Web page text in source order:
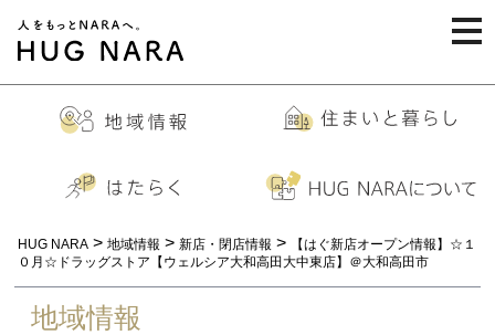
HUG NARA > 地域情報 > 新店・閉店情報 >
【はぐ新店オープン情報】☆１
０月☆ドラッグストア【ウェルシア大和高田大中東店】＠大和高田市
地域情報